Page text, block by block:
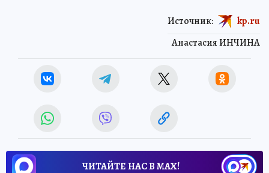
Анастасия ИНЧИНА
Источник: kp.ru
ЧИТАЙТЕ НАС В МАХ!